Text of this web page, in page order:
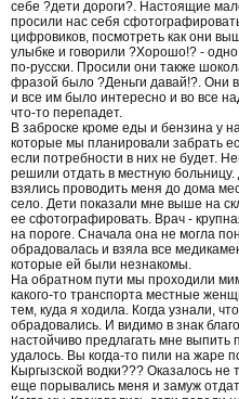
себе ?дети дороги?. Настоящие
просили нас себя
цифровиков, посмотреть как они
улыбке и говорили ?Хорошо!? -
по-русски. Просили они также
фразой было ?Деньги давай!?. Они
и все им было интересно и во все
что-то перепадет.
В заброске кроме еды и бензина у
которые мы планировали забрать
если потребности в них не будет.
решили отдать в местную
взялись проводить меня до дома
село. Дети показали мне выше на
ее сфотографировать. Врач -
на пороге. Сначала она не могла
обрадовалась и взяла все
которые ей были незнакомы.
На обратном пути мы проходили
какого-то транспорта местные
тем, куда я ходила. Когда узнали,
обрадовались. И видимо в знак
настойчиво предлагать мне выпить
удалось. Вы когда-то пили на жаре
Кыргызской водки??? Оказалось
еще порывались меня и замуж